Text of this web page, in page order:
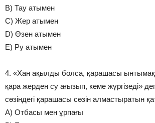
B) Тау атымен
C) Жер атымен
D) Өзен атымен
E) Ру атымен
4. «Хан ақылды болса, қарашасы
қара жерден су ағызып, кеме жүргізеді»
сөзіндегі қарашасы сөзін алмастыратын
A) Отбасы мен ұрпағы